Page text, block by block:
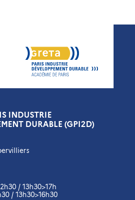
INDUSTRIE
DURABLE (GPI2D)
/ 13h30>17h
/ 13h30>16h30